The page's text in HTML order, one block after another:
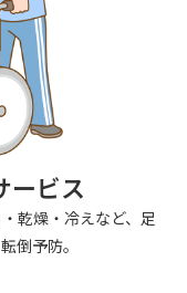
ービス
乾燥・冷えなど、足
倒予防。